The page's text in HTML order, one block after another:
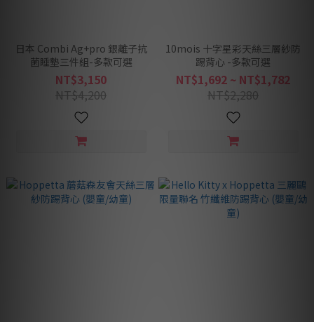
日本 Combi Ag+pro 銀離子抗
菌睡墊三件組-多款可選
NT$3,150
NT$4,200
10mois 十字星彩天絲三層紗防
踢背心 -多款可選
NT$1,692 ~ NT$1,782
NT$2,280